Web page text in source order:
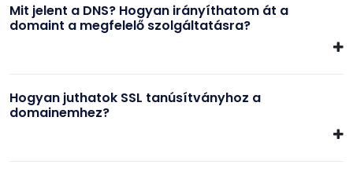
Mit jelent a DNS? Hogyan irányíthatom át a
domaint a megfelelő szolgáltatásra?
Hogyan juthatok SSL tanúsítványhoz a
domainemhez?